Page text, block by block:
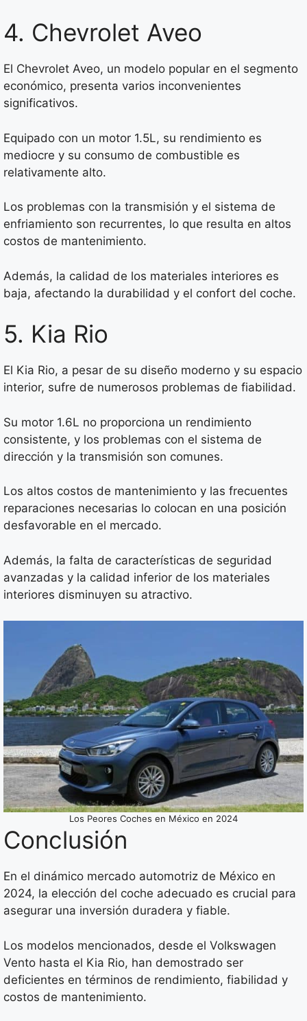
4. Chevrolet Aveo
El Chevrolet Aveo, un modelo popular en el segmento
económico, presenta varios inconvenientes
significativos.
Equipado con un motor 1.5L, su rendimiento es
mediocre y su consumo de combustible es
relativamente alto.
Los problemas con la transmisión y el sistema de
enfriamiento son recurrentes, lo que resulta en altos
costos de mantenimiento.
Además, la calidad de los materiales interiores es
baja, afectando la durabilidad y el confort del coche.
5. Kia Rio
El Kia Rio, a pesar de su diseño moderno y su espacio
interior, sufre de numerosos problemas de fiabilidad.
Su motor 1.6L no proporciona un rendimiento
consistente, y los problemas con el sistema de
dirección y la transmisión son comunes.
Los altos costos de mantenimiento y las frecuentes
reparaciones necesarias lo colocan en una posición
desfavorable en el mercado.
Además, la falta de características de seguridad
avanzadas y la calidad inferior de los materiales
interiores disminuyen su atractivo.
Los Peores Coches en México en 2024
Conclusión
En el dinámico mercado automotriz de México en
2024, la elección del coche adecuado es crucial para
asegurar una inversión duradera y fiable.
Los modelos mencionados, desde el Volkswagen
Vento hasta el Kia Rio, han demostrado ser
deficientes en términos de rendimiento, fiabilidad y
costos de mantenimiento.